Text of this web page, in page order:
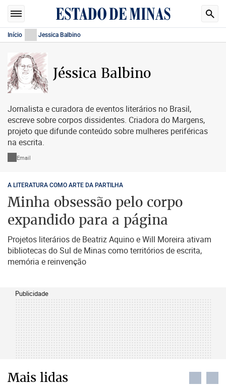
Início Jessica Balbino
Jéssica Balbino
Jornalista e curadora de eventos literários no Brasil,
escreve sobre corpos dissidentes. Criadora do Margens,
projeto que difunde conteúdo sobre mulheres periféricas
na escrita.
Email
A LITERATURA COMO ARTE DA PARTILHA
Minha obsessão pelo corpo
expandido para a página
Projetos literários de Beatriz Aquino e Will Moreira ativam
bibliotecas do Sul de Minas como territórios de escrita,
memória e reinvenção
Publicidade
Mais lidas